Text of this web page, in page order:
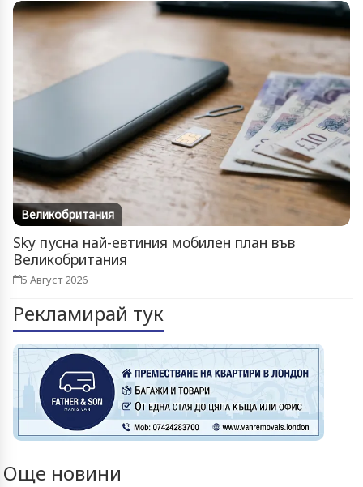
Великобритания
Sky пусна най-евтиния мобилен план във
Великобритания
5 Август 2026
Рекламирай тук
Още новини